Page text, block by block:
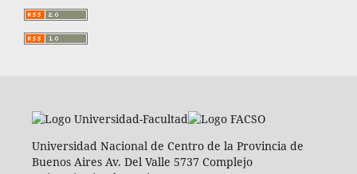
Universidad Nacional de Centro de la Provincia de
Buenos Aires Av. Del Valle 5737 Complejo